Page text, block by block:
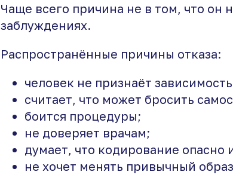
Чаще всего причина не в том, что он
заблуждениях.
Распространённые причины отказа:
человек не признаёт
считает, что может бросить
боится процедуры;
не доверяет врачам;
думает, что кодирование опасно
не хочет менять привычный